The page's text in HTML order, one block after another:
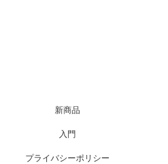
新商品
入門
プライバシーポリシー